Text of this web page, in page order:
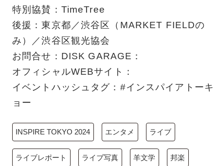
特別協賛：TimeTree
後援：東京都／渋谷区（MARKET FIELDの
み）／渋谷区観光協会
お問合せ：DISK GARAGE：
オフィシャルWEBサイト：
イベントハッシュタグ：#インスパイアトーキ
ョー
INSPIRE TOKYO 2024 エンタメ ライブ
ライブレポート ライブ写真 羊文学 邦楽